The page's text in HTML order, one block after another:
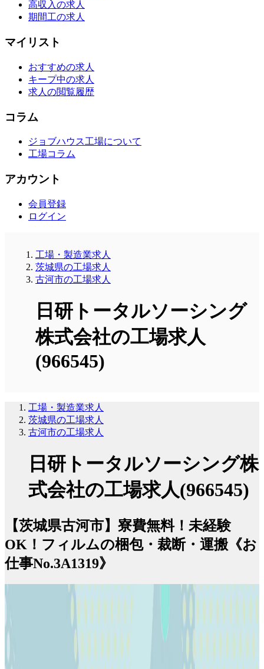
高収入の求人
期間工の求人
マイリスト
おすすめの求人
キープ中の求人
求人の閲覧履歴
コラム
ジョブハウス工場について
工場コラム
アカウント
会員登録
ログイン
工場・製造業求人
茨城県の工場求人
古河市の工場求人
日研トータルソーシング
株式会社の工場求人
(966545)
工場・製造業求人
茨城県の工場求人
古河市の工場求人
日研トータルソーシング株
式会社の工場求人(966545)
【茨城県古河市】寮費無料！未経験
OK！フィルムの梱包・裁断・運搬《お
仕事No.3A1319》